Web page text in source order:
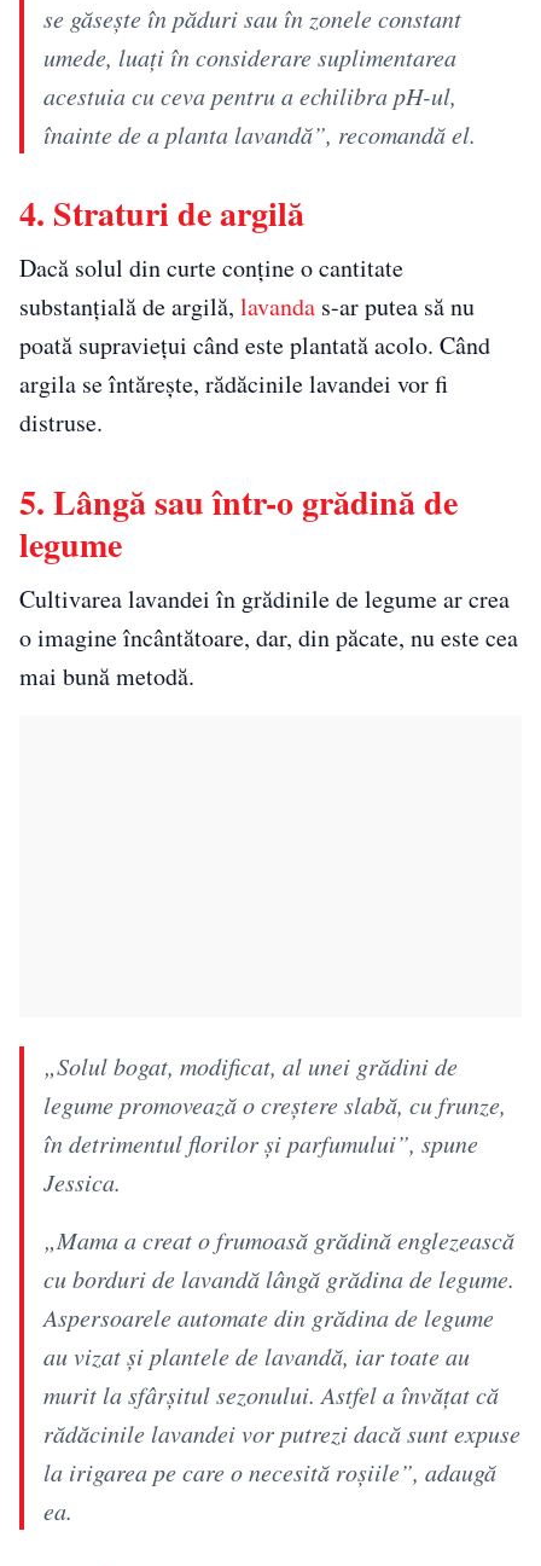
se găsește în păduri sau în zonele constant
umede, luați în considerare suplimentarea
acestuia cu ceva pentru a echilibra pH-ul,
înainte de a planta lavandă”, recomandă el.
4. Straturi de argilă
Dacă solul din curte conține o cantitate
substanțială de argilă, lavanda s-ar putea să nu
poată supraviețui când este plantată acolo. Când
argila se întărește, rădăcinile lavandei vor fi
distruse.
5. Lângă sau într-o grădină de
legume
Cultivarea lavandei în grădinile de legume ar crea
o imagine încântătoare, dar, din păcate, nu este cea
mai bună metodă.
„Solul bogat, modificat, al unei grădini de
legume promovează o creștere slabă, cu frunze,
în detrimentul florilor și parfumului”, spune
Jessica.
„Mama a creat o frumoasă grădină englezească
cu borduri de lavandă lângă grădina de legume.
Aspersoarele automate din grădina de legume
au vizat și plantele de lavandă, iar toate au
murit la sfârșitul sezonului. Astfel a învățat că
rădăcinile lavandei vor putrezi dacă sunt expuse
la irigarea pe care o necesită roșiile”, adaugă
ea.